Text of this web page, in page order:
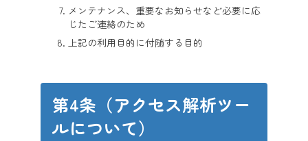
メンテナンス、重要なお知らせなど必要に応
じたご連絡のため
上記の利用目的に付随する目的
第4条（アクセス解析ツー
ルについて）